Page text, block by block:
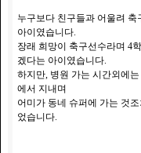
누구보다 친구들과 어울려 축
아이였습니다.
장래 희망이 축구선수라며 4
겠다는 아이였습니다.
하지만, 병원 가는 시간외에
에서 지내며
어미가 동네 슈퍼에 가는 것
었습니다.